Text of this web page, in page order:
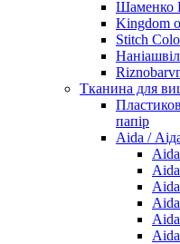
Шаменко
Kingdom
Stitch
Тканина для
папір
Aida /